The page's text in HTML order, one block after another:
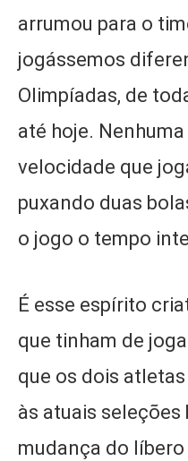
arrumou para o
jogássemos
Olimpíadas, de
até hoje.
velocidade que
puxando duas
o jogo o tempo
É esse espírito
que tinham de
que os dois
às atuais seleções
mudança do